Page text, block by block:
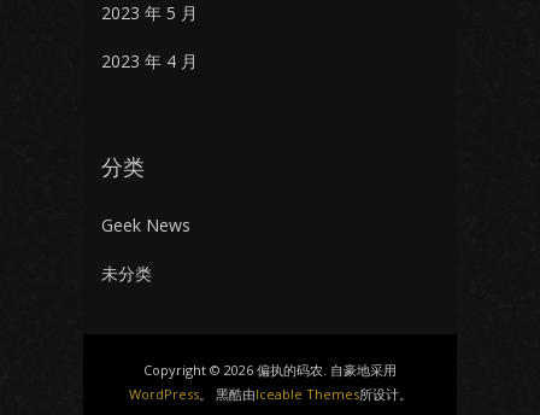
2023 年 5 月
2023 年 4 月
分类
Geek News
未分类
Copyright © 2026 偏执的码农. 自豪地采用
WordPress。 黑酷由Iceable Themes所设计。